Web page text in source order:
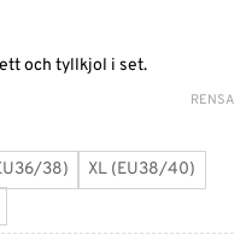
och tyllkjol i set.
38)
XL (EU38/40)
RENSA